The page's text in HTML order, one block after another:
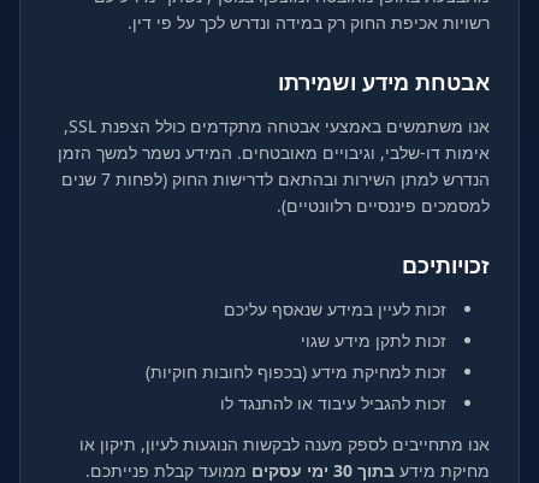
רשויות אכיפת החוק רק במידה ונדרש לכך על פי דין.
אבטחת מידע ושמירתו
אנו משתמשים באמצעי אבטחה מתקדמים כולל הצפנת SSL,
אימות דו-שלבי, וגיבויים מאובטחים. המידע נשמר למשך הזמן
הנדרש למתן השירות ובהתאם לדרישות החוק (לפחות 7 שנים
למסמכים פיננסיים רלוונטיים).
זכויותיכם
זכות לעיין במידע שנאסף עליכם
זכות לתקן מידע שגוי
זכות למחיקת מידע (בכפוף לחובות חוקיות)
זכות להגביל עיבוד או להתנגד לו
אנו מתחייבים לספק מענה לבקשות הנוגעות לעיון, תיקון או
מחיקת מידע בתוך 30 ימי עסקים
ממועד קבלת פנייתכם.